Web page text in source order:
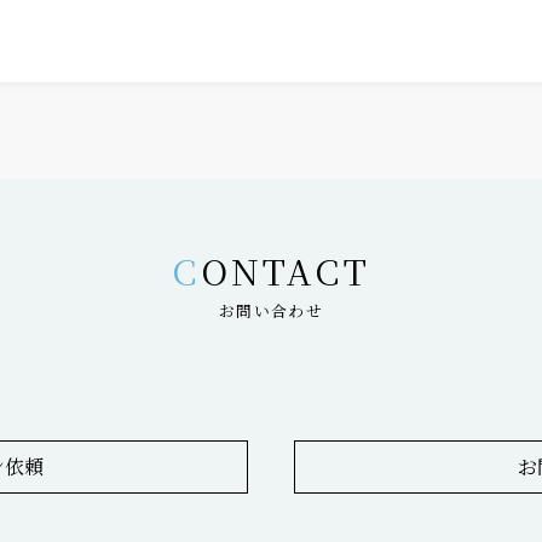
CONTACT
お問い合わせ
頼